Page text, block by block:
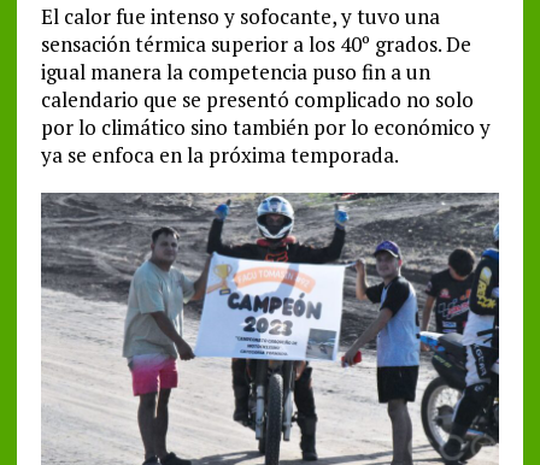
El calor fue intenso y sofocante, y tuvo una
sensación térmica superior a los 40º grados. De
igual manera la competencia puso fin a un
calendario que se presentó complicado no solo
por lo climático sino también por lo económico y
ya se enfoca en la próxima temporada.